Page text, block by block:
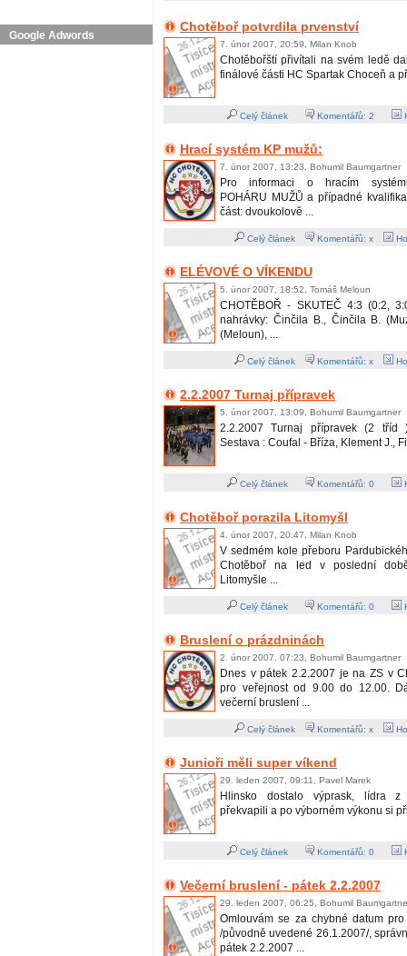
Google Adwords
Chotěboř potvrdila prvenství
7. únor 2007, 20:59, Milan Knob
Chotěbořští přivítali na svém ledě
finálové části HC Spartak Choceň a
Celý článek Komentářů: 2
Hrací systém KP mužů:
7. únor 2007, 13:23, Bohumil Baumgartner
Pro informaci o hracím
POHÁRU MUŽŮ a případné
část: dvoukolově ...
Celý článek Komentářů: x
ELÉVOVÉ O VÍKENDU
5. únor 2007, 18:52, Tomáš Meloun
CHOTĚBOŘ - SKUTEČ 4:3 (0:2,
nahrávky: Činčila B., Činčila B.
(Meloun), ...
Celý článek Komentářů: x
2.2.2007 Turnaj přípravek
5. únor 2007, 13:09, Bohumil Baumgartner
2.2.2007 Turnaj přípravek (2
Sestava : Coufal - Bříza, Klement J.,
Celý článek Komentářů: 0
Chotěboř porazila Litomyšl
4. únor 2007, 20:47, Milan Knob
V sedmém kole přeboru
Chotěboř na led v poslední
Litomyšle ...
Celý článek Komentářů: 0
Bruslení o prázdninách
2. únor 2007, 07:23, Bohumil Baumgartner
Dnes v pátek 2.2.2007 je na ZS v
pro veřejnost od 9.00 do 12.00.
večerní bruslení ...
Celý článek Komentářů: x
Junioři měli super víkend
29. leden 2007, 09:11, Pavel Marek
Hlinsko dostalo výprask, lídra z
překvapili a po výborném výkonu si
Celý článek Komentářů: 0
Večerní bruslení - pátek 2.2.2007
29. leden 2007, 06:25, Bohumil
Omlouvám se za chybné datum
/původně uvedené 26.1.2007/,
pátek 2.2.2007 ...